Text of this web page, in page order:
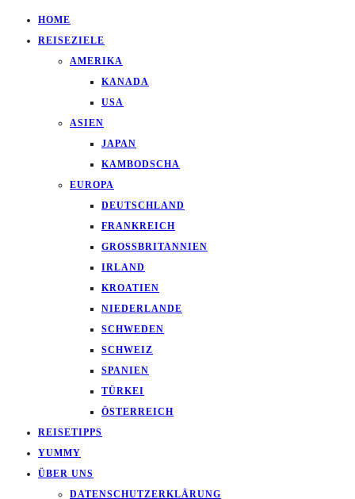
HOME
REISEZIELE
AMERIKA
KANADA
USA
ASIEN
JAPAN
KAMBODSCHA
EUROPA
DEUTSCHLAND
FRANKREICH
GROSSBRITANNIEN
IRLAND
KROATIEN
NIEDERLANDE
SCHWEDEN
SCHWEIZ
SPANIEN
TÜRKEI
ÖSTERREICH
REISETIPPS
YUMMY
ÜBER UNS
DATENSCHUTZERKLÄRUNG